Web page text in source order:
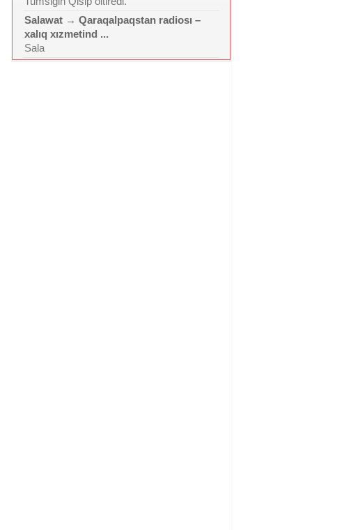
Salawat→ Qaraqalpaqstan radiosı –
xalıq xızmetind ...
Sala